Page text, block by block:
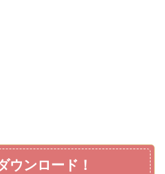
ウンロード！